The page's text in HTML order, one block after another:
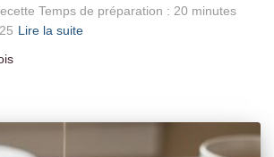
Temps de préparation : 20 minutes
Lire la suite